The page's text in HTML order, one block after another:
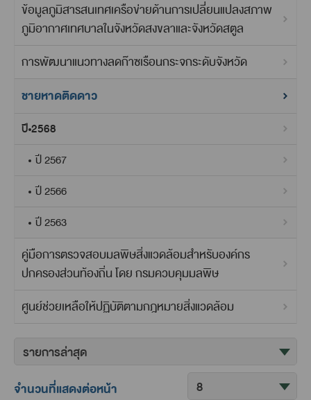
ข้อมูลภูมิสารสนเทศเครือข่ายด้านการเปลี่ยนแปลงสภาพ
ภูมิอากาศเทศบาลในจังหวัดสงขลาและจังหวัดสตูล
การพัฒนาแนวทางลดก๊าซเรือนกระจกระดับจังหวัด
ชายหาดติดดาว
ปี 2568
ปี 2567
ปี 2566
ปี 2563
คู่มือการตรวจสอบมลพิษสิ่งแวดล้อมสำหรับองค์กร
ปกครองส่วนท้องถิ่น โดย กรมควบคุมมลพิษ
ศูนย์ช่วยเหลือให้ปฏิบัติตามกฎหมายสิ่งแวดล้อม
จำนวนที่แสดงต่อหน้า